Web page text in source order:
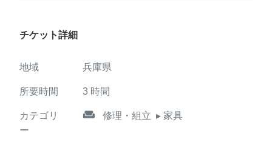
チケット詳細
地域 兵庫県
所要時間 3 時間
カテゴリ
ー
weekend 修理・組立 ▸ 家具